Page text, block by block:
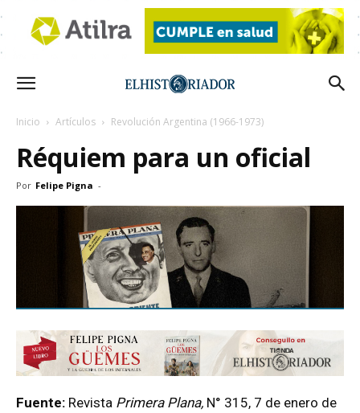
Inicio Artículos Revolución Argentina (1966-1973)
Réquiem para un oficial
Por Felipe Pigna -
Fuente: Revista Primera Plana, N° 315, 7 de enero de